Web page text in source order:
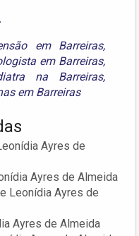
em Barreiras,
em Barreiras,
na Barreiras,
em Barreiras
Ayres de
Ayres de Almeida
Leonídia Ayres de
Ayres de Almeida